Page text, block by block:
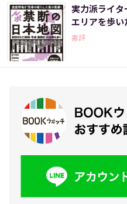
実力派ライタ
エリアを歩い
書評